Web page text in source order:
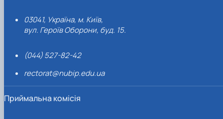
03041, Україна, м. Київ,
вул. Героїв Оборони, буд. 15.
(044) 527-82-42
rectorat@nubip.edu.ua
Приймальна комісія